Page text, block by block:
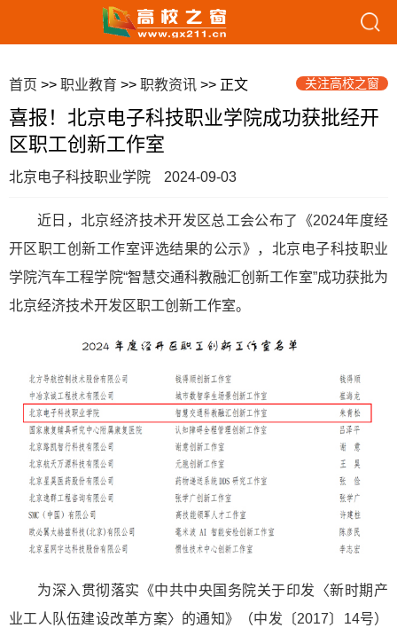
首页 >> 职业教育 >> 职教资讯 >> 正文 关注高校之窗
喜报！北京电子科技职业学院成功获批经开
区职工创新工作室
北京电子科技职业学院 2024-09-03
近日，北京经济技术开发区总工会公布了《2024年度经
开区职工创新工作室评选结果的公示》，北京电子科技职业
学院汽车工程学院“智慧交通科教融汇创新工作室”成功获批为
北京经济技术开发区职工创新工作室。
为深入贯彻落实《中共中央国务院关于印发〈新时期产
业工人队伍建设改革方案〉的通知》（中发〔2017〕14号）